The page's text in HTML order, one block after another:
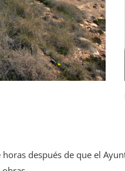
después de que el